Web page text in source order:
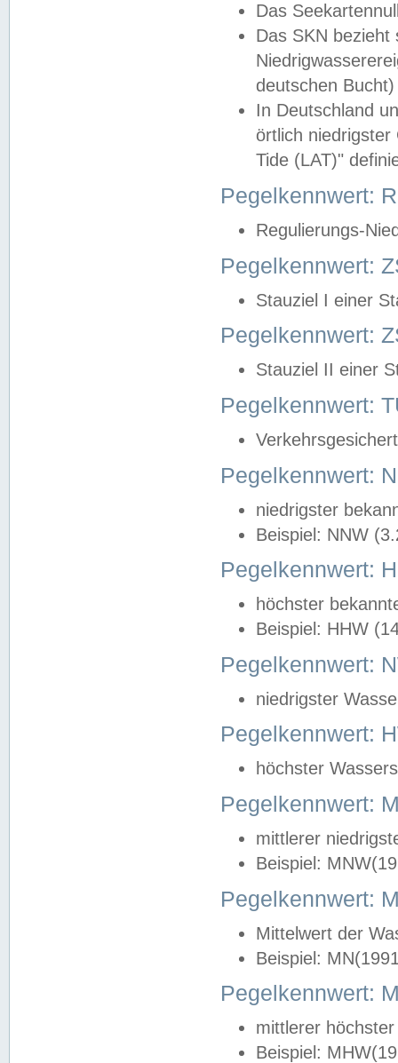
Das
Das SKN
deutschen
In Deutschland
örtlich
Tide (LAT)"
Pegelkennwert:
Regulierungs-
Pegelkennwert:
Stauziel I einer
Pegelkennwert:
Stauziel II einer
Pegelkennwert:
Pegelkennwert:
niedrigster
Beispiel: NNW
Pegelkennwert:
höchster
Beispiel: HHW
Pegelkennwert:
niedrigster
Pegelkennwert:
höchster
Pegelkennwert:
mittlerer
Beispiel:
Pegelkennwert:
Mittelwert der
Beispiel:
Pegelkennwert:
mittlerer
Beispiel: